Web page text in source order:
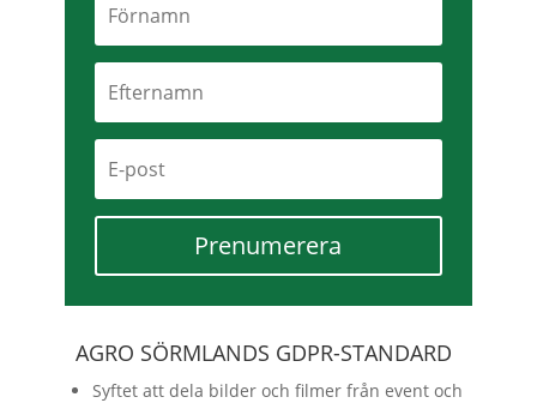
Prenumerera
AGRO SÖRMLANDS GDPR-STANDARD
Syftet att dela bilder och filmer från event och